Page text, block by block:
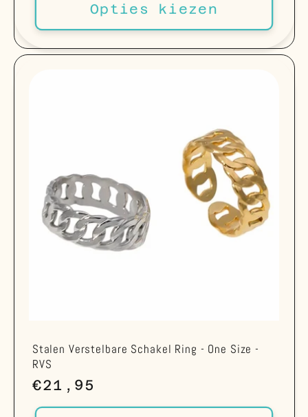
Opties kiezen
Stalen Verstelbare Schakel Ring - One Size -
RVS
Normale
prijs
€21,95